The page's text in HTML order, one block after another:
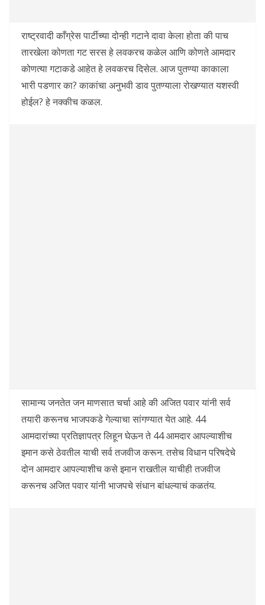
राष्ट्रवादी काँग्रेस पार्टीच्या दोन्ही गटाने दावा केला होता की पाच
तारखेला कोणता गट सरस हे लवकरच कळेल आणि कोणते आमदार
कोणत्या गटाकडे आहेत हे लवकरच दिसेल. आज पुतण्या काकाला
भारी पडणार का? काकांचा अनुभवी डाव पुतण्याला रोखण्यात यशस्वी
होईल? हे नक्कीच कळल.
सामान्य जनतेत जन माणसात चर्चा आहे की अजित पवार यांनी सर्व
तयारी करूनच भाजपकडे गेल्याचा सांगण्यात येत आहे. 44
आमदारांच्या प्रतिज्ञापत्र लिहून घेऊन ते 44 आमदार आपल्याशीच
इमान कसे ठेवतील याची सर्व तजवीज करून. तसेच विधान परिषदेचे
दोन आमदार आपल्याशीच कसे इमान राखतील याचीही तजवीज
करूनच अजित पवार यांनी भाजपचे संधान बांधल्याचं कळतंय.